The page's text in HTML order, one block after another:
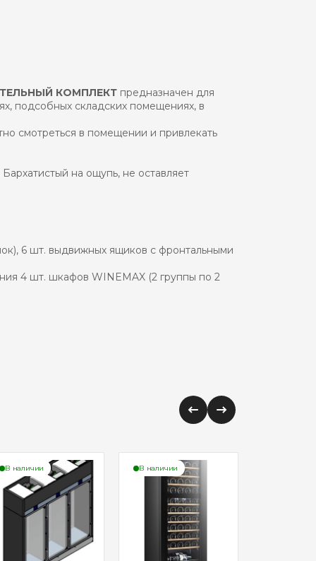
КОМПЛЕКТ предназначен для
подсобных складских помещениях, в
смотреться в помещении и привлекать
на ощупь, не оставляет
6 шт. выдвижных ящиков с фронтальными
4 шт. шкафов WINEMAX (2 группы по 2
В наличии В наличии